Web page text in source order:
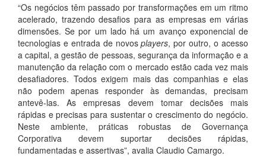
“Os negócios têm passado por transformações em um ritmo
acelerado, trazendo desafios para as empresas em várias
dimensões. Se por um lado há um avanço exponencial de
tecnologias e entrada de novosplayers, por outro, o acesso
a capital, a gestão de pessoas, segurança da informação e a
manutenção da relação com o mercado estão cada vez mais
desafiadores. Todos exigem mais das companhias e elas
não podem apenas responder às demandas, precisam
antevê-las. As empresas devem tomar decisões mais
rápidas e precisas para sustentar o crescimento do negócio.
Neste ambiente, práticas robustas de Governança
Corporativa devem suportar decisões rápidas,
fundamentadas e assertivas”, avalia Claudio Camargo.